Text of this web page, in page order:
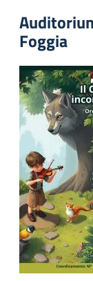
Foggia